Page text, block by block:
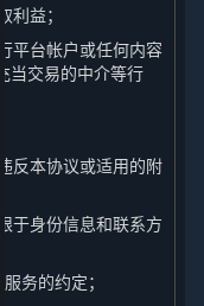
利益；
平台帐户或任何内容
当交易的中介等行
反本协议或适用的附
于身份信息和联系方
务的约定；